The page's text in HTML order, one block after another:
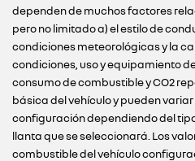
dependen de muchos factores
pero no limitado a) el estilo de
condiciones meteorológicas y la
condiciones, uso y equipamiento
consumo de combustible y CO2
básica del vehículo y pueden
configuración dependiendo del
llanta que se seleccionará. Los
combustible del vehículo